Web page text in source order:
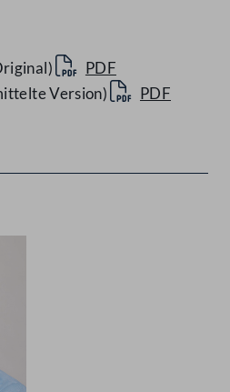
PDF
Version)
PDF